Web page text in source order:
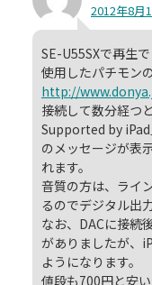
2012年8月
SE-U55SXで再生
使用したパチモン
http://
接続して数分経つ
Supported by iPad
のメッセージが表
れます。
音質の方は、ライ
るのでデジタル出
なお、DACに接続
がありましたが、
ようになります。
値段も700円と安